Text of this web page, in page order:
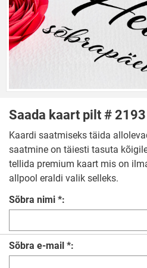
Saada kaart pilt # 2193
Kaardi saatmiseks täida
saatmine on täiesti tasuta
tellida premium kaart mis on
allpool eraldi valik selleks.
Sõbra nimi *:
Sõbra e-mail *: